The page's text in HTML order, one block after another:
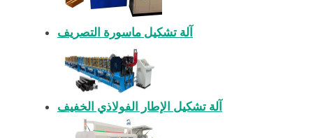
آلة تشكيل ماسورة التصريف
آلة تشكيل الإطار الفولاذي الخفيف